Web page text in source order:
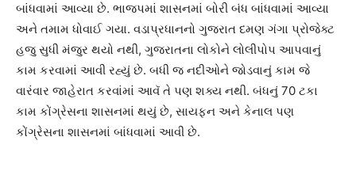
બાંધવામાં આવ્યા છે. ભાજપમાં શાસનમાં બોરી બંધ બાંધવામાં આવ્યા
અને તમામ ધોવાઈ ગયા. વડાપ્રધાનનો ગુજરાત દમણ ગંગા પ્રોજેક્ટ
હજુ સુધી મંજુર થયો નથી, ગુજરાતના લોકોને લોલીપોપ આપવાનું
કામ કરવામાં આવી રહ્યું છે. બધી જ નદીઓને જોડવાનું કામ જે
વારંવાર જાહેરાત કરવાંમાં આવૅ તે પણ શક્ય નથી. બંધનું 70 ટકા
કામ કોંગ્રેસના શાસનમાં થયું છે, સાયફન અને કેનાલ પણ
કોંગ્રેસના શાસનમાં બાંધવામાં આવી છે.